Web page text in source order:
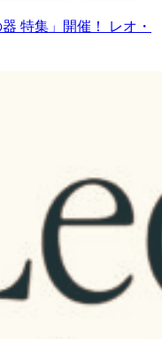
特集」開催！ レオ・